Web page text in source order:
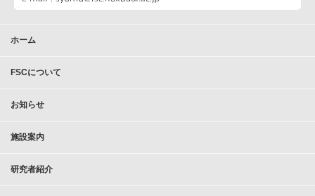
ホーム
FSCについて
お知らせ
施設案内
研究者紹介